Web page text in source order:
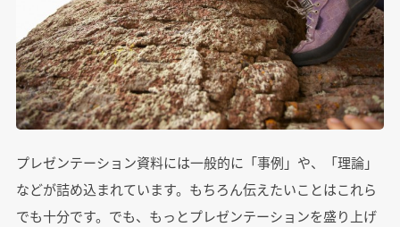
プレゼンテーション資料には一般的に「事例」や、「理論」
などが詰め込まれています。もちろん伝えたいことはこれら
でも十分です。でも、もっとプレゼンテーションを盛り上げ